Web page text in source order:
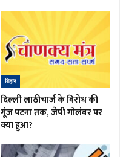
बिहार
दिल्ली लाठीचार्ज के विरोध की
गूंज पटना तक, जेपी गोलंबर पर
क्या हुआ?